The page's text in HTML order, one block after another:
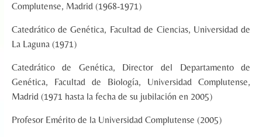
Complutense, Madrid (1968-1971)
Catedrático de Genética, Facultad de Ciencias, Universidad de
La Laguna (1971)
Catedrático de Genética, Director del Departamento de
Genética, Facultad de Biología, Universidad Complutense,
Madrid (1971 hasta la fecha de su jubilación en 2005)
Profesor Emérito de la Universidad Complutense (2005)